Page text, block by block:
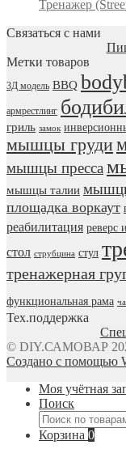
Тренажер
Связаться с нами
Метки товаров
3Д модель BBQ
армрестлинг
гриль замок
мышцы груди
мышцы пресса
мышцы талии
площадка воркаут
реабилитация реверс
стол струбцина стул
тренажерная
функциональная рама
Тех.поддержка
© DIY.САМОВАР
Создано с помощью
Моя учётная
Поиск
Искать:
Корзина 0